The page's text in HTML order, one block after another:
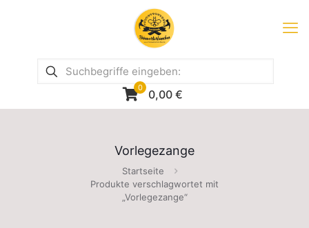
0 0,00 €
Vorlegezange
Startseite
Produkte verschlagwortet mit
„Vorlegezange“